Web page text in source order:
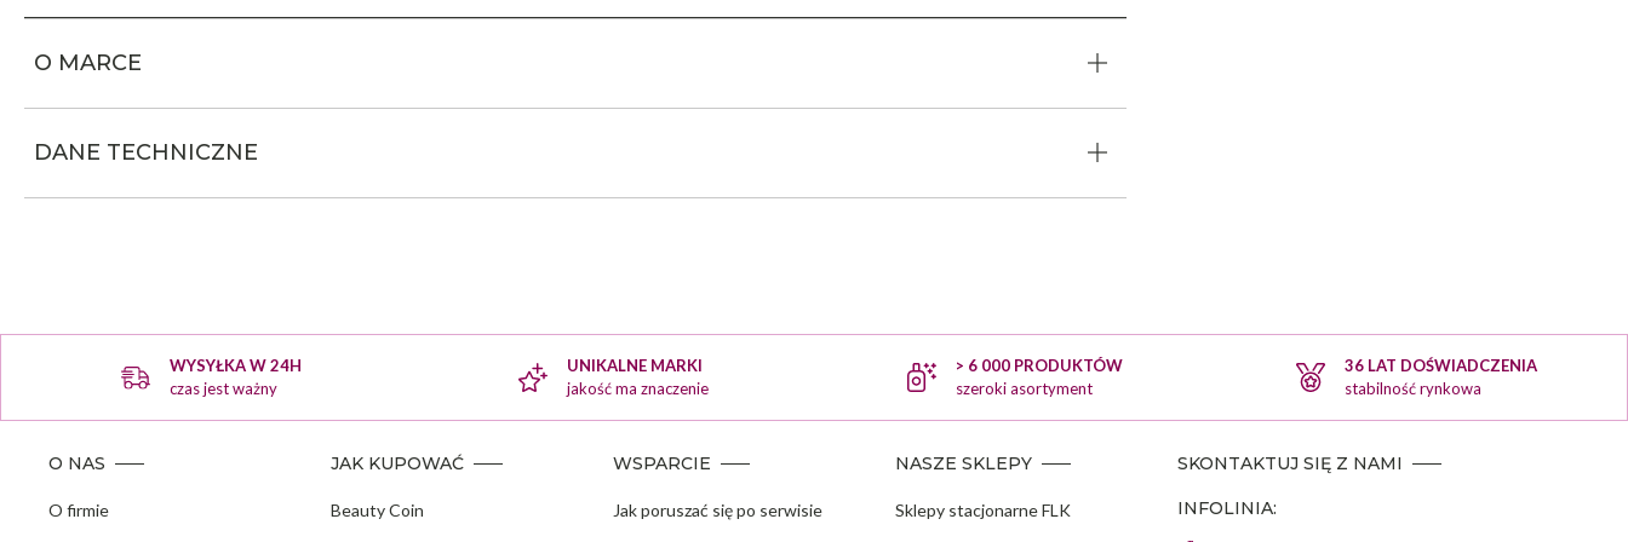
O MARCE
DANE TECHNICZNE
WYSYŁKA W 24H
czas jest ważny
UNIKALNE MARKI
jakość ma znaczenie
> 6 000 PRODUKTÓW
szeroki asortyment
36 LAT DOŚWIADCZENIA
stabilność rynkowa
O NAS
O firmie
JAK KUPOWAĆ
Beauty Coin
WSPARCIE
Jak poruszać się po serwisie
NASZE SKLEPY
Sklepy stacjonarne FLK
SKONTAKTUJ SIĘ Z NAMI
INFOLINIA: